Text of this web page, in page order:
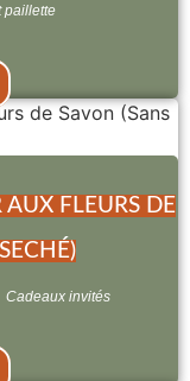
paillette
AUX FLEURS DE
Cadeaux invités